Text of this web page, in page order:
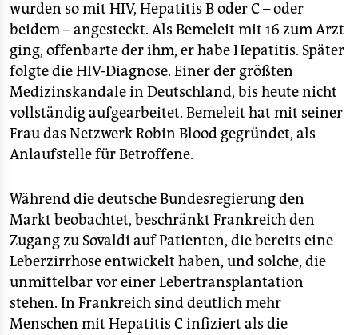
wurden so mit HIV, Hepatitis B oder C – oder
beidem – angesteckt. Als Bemeleit mit 16 zum Arzt
ging, offenbarte der ihm, er habe Hepatitis. Später
folgte die HIV-Diagnose. Einer der größten
Medizinskandale in Deutschland, bis heute nicht
vollständig aufgearbeitet. Bemeleit hat mit seiner
Frau das Netzwerk Robin Blood gegründet, als
Anlaufstelle für Betroffene.
Während die deutsche Bundesregierung den
Markt beobachtet, beschränkt Frankreich den
Zugang zu Sovaldi auf Patienten, die bereits eine
Leberzirrhose entwickelt haben, und solche, die
unmittelbar vor einer Lebertransplantation
stehen. In Frankreich sind deutlich mehr
Menschen mit Hepatitis C infiziert als die